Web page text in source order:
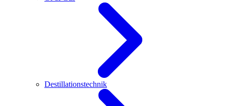
Destillationstechnik